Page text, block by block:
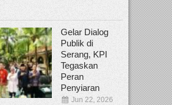
Gelar Dialog
Publik di
Serang, KPI
Tegaskan
Peran
Penyiaran
Jun 22, 2026